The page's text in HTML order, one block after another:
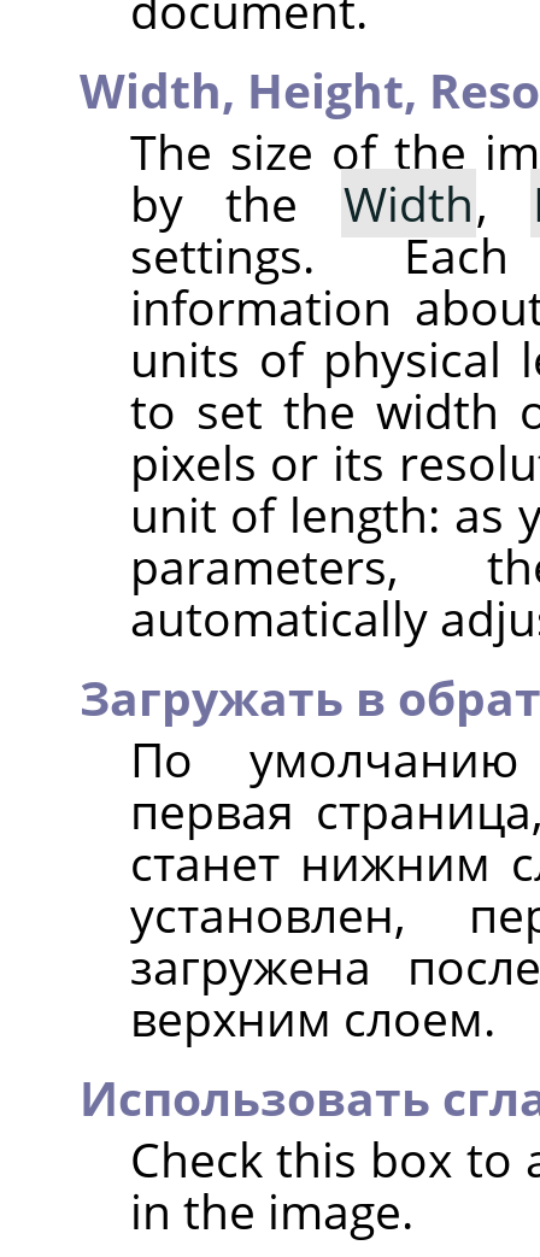
Width, Height,
The size of the
by the Width,
settings.
information
units of physical
to set the width
pixels or its
unit of length: as
automatically
Загружать в
По умолчанию
первая
станет нижним
установлен,
загружена
верхним слоем.
Использовать
Check this box to
in the image.